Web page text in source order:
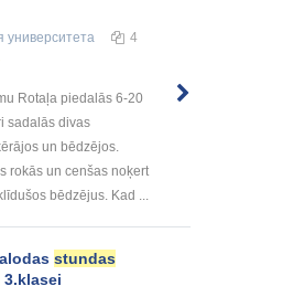
университета 4
Rotaļa piedalās 6-20
sadalās divas
un bēdzējos.
rokās un cenšas noķert
bēdzējus. Kad ...
stundas
3.klasei